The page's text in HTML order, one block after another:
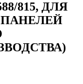
815, ДЛЯ